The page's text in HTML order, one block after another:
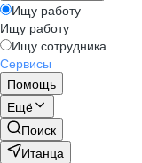
Ищу работу
Ищу работу
Ищу сотрудника
Сервисы
Помощь
Ещё
Поиск
Итанца